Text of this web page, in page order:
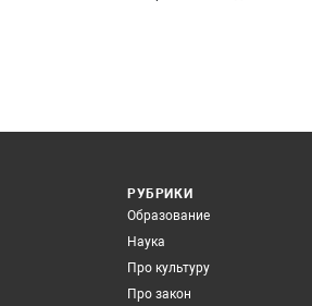
РУБРИКИ
Образование
Наука
Про культуру
Про закон